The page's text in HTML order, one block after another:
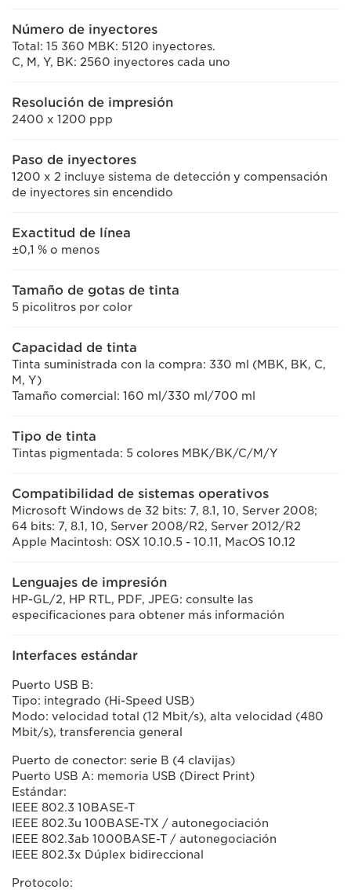
Número de inyectores
Total: 15 360 MBK: 5120 inyectores.
C, M, Y, BK: 2560 inyectores cada uno
Resolución de impresión
2400 x 1200 ppp
Paso de inyectores
1200 x 2 incluye sistema de detección y compensación
de inyectores sin encendido
Exactitud de línea
±0,1 % o menos
Tamaño de gotas de tinta
5 picolitros por color
Capacidad de tinta
Tinta suministrada con la compra: 330 ml (MBK, BK, C,
M, Y)
Tamaño comercial: 160 ml/330 ml/700 ml
Tipo de tinta
Tintas pigmentada: 5 colores MBK/BK/C/M/Y
Compatibilidad de sistemas operativos
Microsoft Windows de 32 bits: 7, 8.1, 10, Server 2008;
64 bits: 7, 8.1, 10, Server 2008/R2, Server 2012/R2
Apple Macintosh: OSX 10.10.5 - 10.11, MacOS 10.12
Lenguajes de impresión
HP-GL/2, HP RTL, PDF, JPEG: consulte las
especificaciones para obtener más información
Interfaces estándar
Puerto USB B:
Tipo: integrado (Hi-Speed USB)
Modo: velocidad total (12 Mbit/s), alta velocidad (480
Mbit/s), transferencia general
Puerto de conector: serie B (4 clavijas)
Puerto USB A: memoria USB (Direct Print)
Estándar:
IEEE 802.3 10BASE-T
IEEE 802.3u 100BASE-TX / autonegociación
IEEE 802.3ab 1000BASE-T / autonegociación
IEEE 802.3x Dúplex bidireccional
Protocolo: